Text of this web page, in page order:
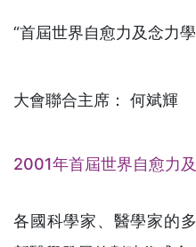
“首屆世界自愈力及念力
大會聯合主席： 何斌輝
2001年首屆世界自愈力
各國科學家、醫學家的